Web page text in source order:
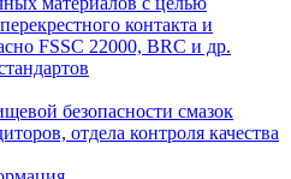
контакта и
FSSC 22000, BRC и др.
безопасности смазок
отдела контроля качества